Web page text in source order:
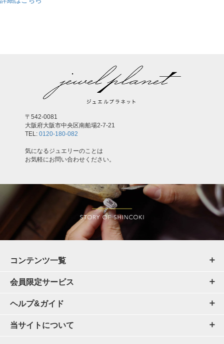
〒542-0081
大阪府大阪市中央区南船場2-7-21
TEL: 0120-180-082
気になるジュエリーのことは
お気軽にお問い合わせください。
コンテンツ一覧
会員限定サービス
ヘルプ&ガイド
当サイトについて